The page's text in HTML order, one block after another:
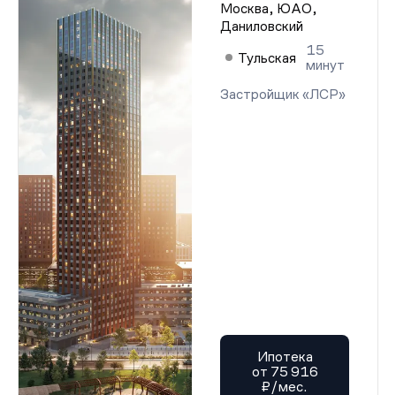
Москва, ЮАО,
Даниловский
Тульская
15
минут
Застройщик «ЛСР»
Ипотека
от 75 916
₽/мес.